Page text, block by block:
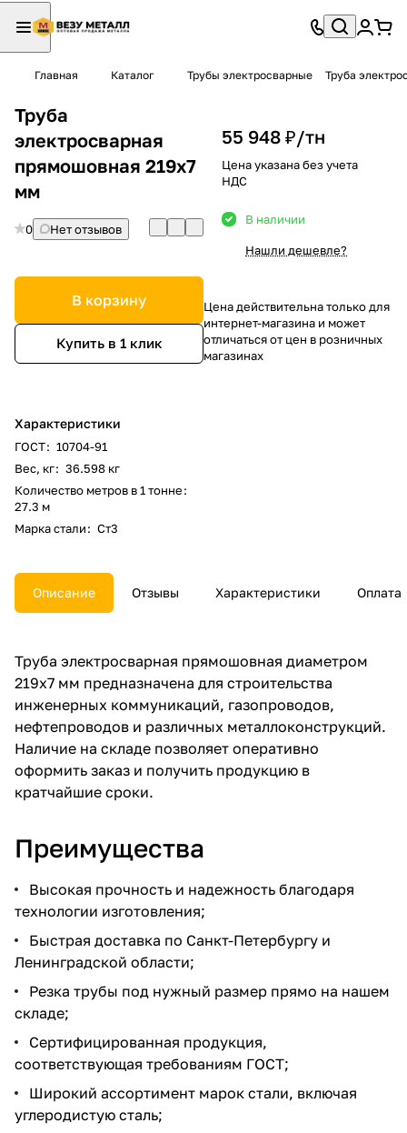
Главная Каталог Трубы электросварные Труба
Труба
электросварная
прямошовная 219х7
мм
0 Нет отзывов
В корзину
Купить в 1 клик
Характеристики
ГОСТ: 10704-91
Вес, кг: 36.598 кг
Количество метров в 1 тонне:
27.3 м
Марка стали: Ст3
55 948 ₽/тн
Цена указана без учета
НДС
В наличии
Нашли дешевле?
Цена действительна только для
интернет-магазина и может
отличаться от цен в розничных
магазинах
Описание Отзывы Характеристики Оплата
Труба электросварная прямошовная диаметром
219х7 мм предназначена для строительства
инженерных коммуникаций, газопроводов,
нефтепроводов и различных металлоконструкций.
Наличие на складе позволяет оперативно
оформить заказ и получить продукцию в
кратчайшие сроки.
Преимущества
Высокая прочность и надежность благодаря
технологии изготовления;
Быстрая доставка по Санкт-Петербургу и
Ленинградской области;
Резка трубы под нужный размер прямо на нашем
складе;
Сертифицированная продукция,
соответствующая требованиям ГОСТ;
Широкий ассортимент марок стали, включая
углеродистую сталь;